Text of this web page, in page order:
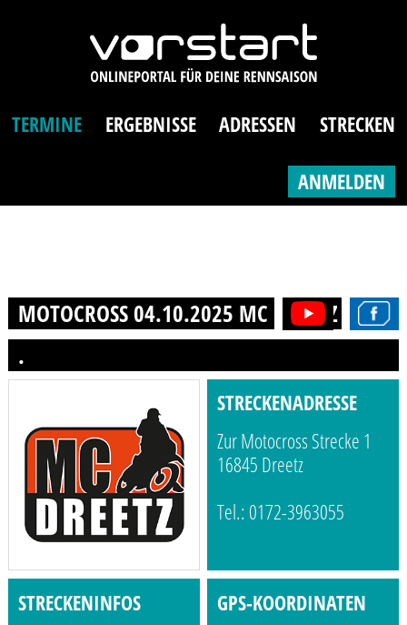
TERMINE ERGEBNISSE ADRESSEN STRECKEN
ANMELDEN
MOTOCROSS 04.10.2025 MC DREETZ E.V.
.
STRECKENADRESSE
Zur Motocross Strecke 1
16845 Dreetz
Tel.: 0172-3963055
STRECKENINFOS
GPS-KOORDINATEN